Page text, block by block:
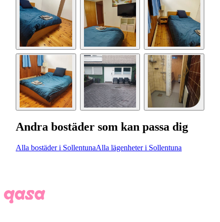
Andra bostäder som kan passa dig
Alla bostäder i SollentunaAlla lägenheter i Sollentuna